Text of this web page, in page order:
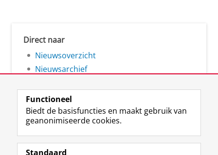
Direct naar
Nieuwsoverzicht
Nieuwsarchief
Volg de RUG
F
a
L
i
R
S
I
n
Y
o
Functioneel
Biedt de basisfuncties en maakt gebruik van
geanonimiseerde cookies.
Standaard